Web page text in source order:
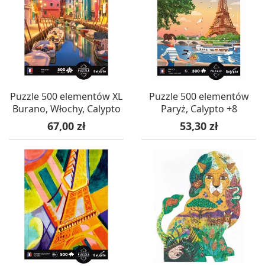
Puzzle 500 elementów XL
Burano, Włochy, Calypto
Cena
67,00 zł
Puzzle 500 elementów
Paryż, Calypto +8
Cena
53,30 zł